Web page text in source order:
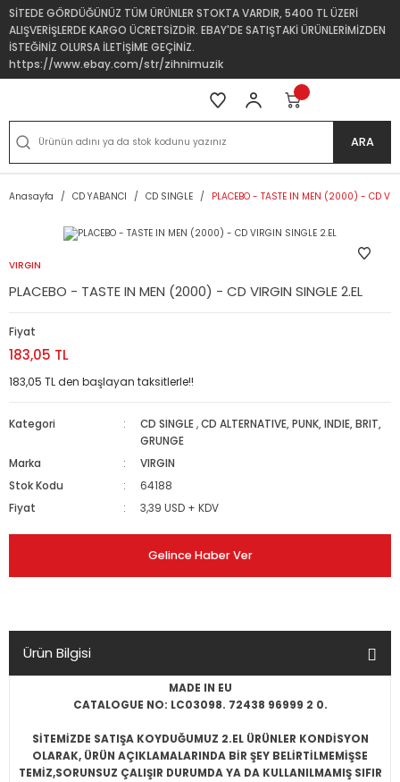
SİTEDE GÖRDÜĞÜNÜZ TÜM ÜRÜNLER STOKTA VARDIR, 5400 TL ÜZERİ
ALIŞVERİŞLERDE KARGO ÜCRETSİZDİR. EBAY'DE SATIŞTAKİ ÜRÜNLERİMİZDEN
İSTEĞİNİZ OLURSA İLETİŞİME GEÇİNİZ.
https://www.ebay.com/str/zihnimuzik
ARA
Anasayfa CD YABANCI CD SINGLE PLACEBO - TASTE IN MEN (2000) - CD
VIRGIN
PLACEBO - TASTE IN MEN (2000) - CD VIRGIN SINGLE 2.EL
Fiyat
183,05 TL
183,05 TL den başlayan taksitlerle!!
Kategori CD SINGLE ,CD ALTERNATIVE, PUNK, INDIE, BRIT,
GRUNGE
Marka
VIRGIN
Stok Kodu
64188
Fiyat
3,39 USD + KDV
Gelince Haber Ver
Ürün Bilgisi
MADE IN EU
CATALOGUE NO: LC03098. 72438 96999 2 0.
SİTEMİZDE SATIŞA KOYDUĞUMUZ 2.EL ÜRÜNLER KONDİSYON
OLARAK, ÜRÜN AÇIKLAMALARINDA BİR ŞEY BELİRTİLMEMİŞSE
TEMİZ,SORUNSUZ ÇALIŞIR DURUMDA YA DA KULLANILMAMIŞ SIFIR